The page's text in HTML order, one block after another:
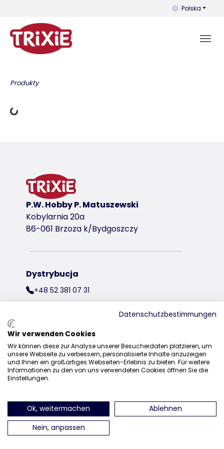
Możesz
Polska
Produkty
Dane ładowania
P.W. Hobby P. Matuszewski
Kobylarnia 20a
86-061 Brzoza k/Bydgoszczy
Dystrybucja
+48 52 381 07 31
znajdź nas na Instagramieznajdź nas na Facebooku
znajdź nas
Datenschutzbestimmungen
Wir verwenden Cookies
Wir können diese zur Analyse unserer Besucherdaten platzieren, um
unsere Webseite zu verbessern, personalisierte Inhalte anzuzeigen
und Ihnen ein großartiges Webseiten-Erlebnis zu bieten. Für weitere
Informationen zu den von uns verwendeten Cookies öffnen Sie die
Einstellungen.
Ok, weitermachen
Ablehnen
Nein, anpassen